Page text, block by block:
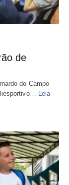
de
do Campo
Leia